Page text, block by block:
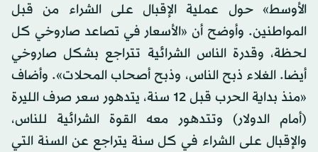
الأوسط» حول عملية الإقبال على الشراء من قبل
المواطنين. وأوضح أن «الأسعار في تصاعد صاروخي كل
لحظة، وقدرة الناس الشرائية تتراجع بشكل صاروخي
أيضا. الغلاء ذبح الناس، وذبح أصحاب المحلات». وأضاف
«منذ بداية الحرب قبل 12 سنة، يتدهور سعر صرف الليرة
(أمام الدولار) وتتدهور معه القوة الشرائية للناس،
والإقبال على الشراء في كل سنة يتراجع عن السنة التي